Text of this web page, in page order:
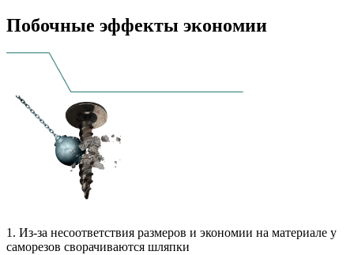
Побочные эффекты экономии
1. Из-за несоответствия размеров и экономии на материале у
саморезов сворачиваются шляпки